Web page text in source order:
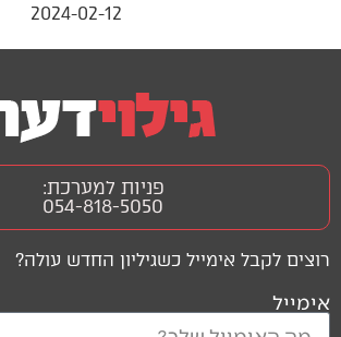
2024-02-12
רוצים לקבל אימייל כשגיליון החדש עולה?
אימייל
פניות למערכת:
054-818-5050